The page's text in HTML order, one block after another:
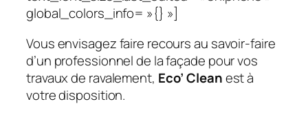
global_colors_info= »{} »]
Vous envisagez faire recours au savoir-faire
d’un professionnel de la façade pour vos
travaux de ravalement, Eco’ Cleanest à
votre disposition.